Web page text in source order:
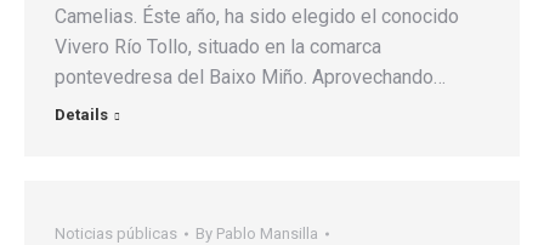
Camelias. Éste año, ha sido elegido el conocido
Vivero Río Tollo, situado en la comarca
pontevedresa del Baixo Miño. Aprovechando…
Details
Noticias públicas By Pablo Mansilla